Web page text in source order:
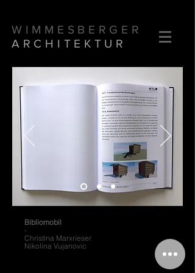
WIMMESBERGER
ARCHITEKTUR
Bibliomobil
-
Christina Marxrieser
Nikolina Vujanovic